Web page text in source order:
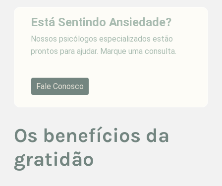
Está Sentindo Ansiedade?
Nossos psicólogos especializados estão
prontos para ajudar. Marque uma consulta.
Fale Conosco
Os benefícios da
gratidão